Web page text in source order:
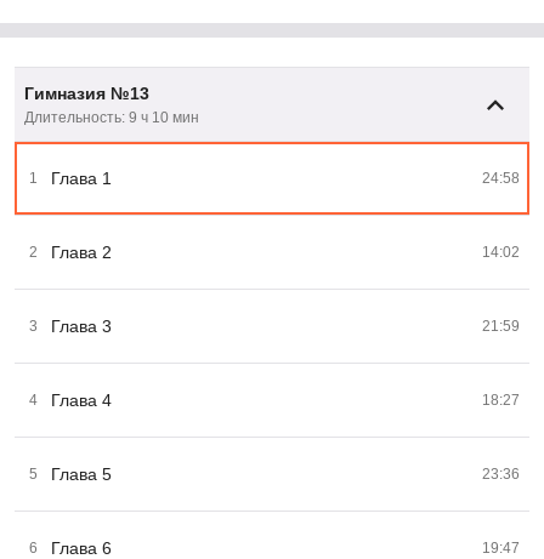
Гимназия №13
Длительность: 9 ч 10 мин
1 Глава 1 24:58
2 Глава 2 14:02
3 Глава 3 21:59
4 Глава 4 18:27
5 Глава 5 23:36
6 Глава 6 19:47